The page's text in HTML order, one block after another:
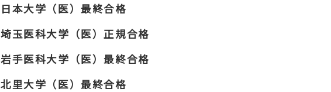
日本大学（医）最終合格
埼玉医科大学（医）正規合格
岩手医科大学（医）最終合格
北里大学（医）最終合格